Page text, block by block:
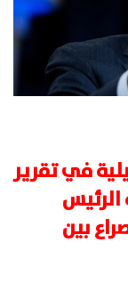
في تقرير
بين